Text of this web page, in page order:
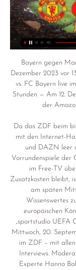
Bayern gegen
Dezember 2023 vor
vs. FC Bayern live
Stunden — Am 12.
der
Da das ZDF beim
mit den Internet-
und DAZN leer
Vorrundenspiele der
im Free-TV
Zusatzkosten bleibt,
am späten
Wissenswertes
europäischen
„sportstudio UEFA
Mittwoch, 20.
im ZDF – mit
Interviews.
Experte Hanno